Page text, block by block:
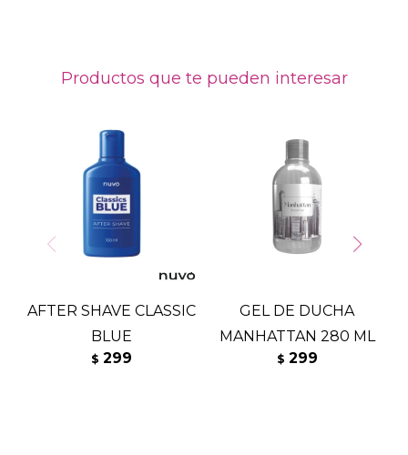
Productos que te pueden interesar
AFTER SHAVE CLASSIC
BLUE
$ 299
GEL DE DUCHA
MANHATTAN 280 ML
$ 299